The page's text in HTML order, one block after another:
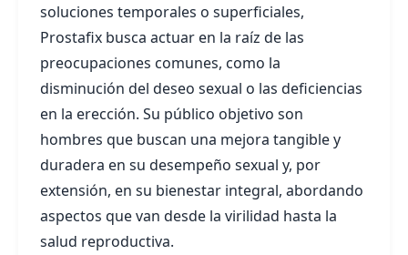
soluciones temporales o superficiales,
Prostafix busca actuar en la raíz de las
preocupaciones comunes, como la
disminución del deseo sexual o las deficiencias
en la erección. Su público objetivo son
hombres que buscan una mejora tangible y
duradera en su desempeño sexual y, por
extensión, en su bienestar integral, abordando
aspectos que van desde la virilidad hasta la
salud reproductiva.